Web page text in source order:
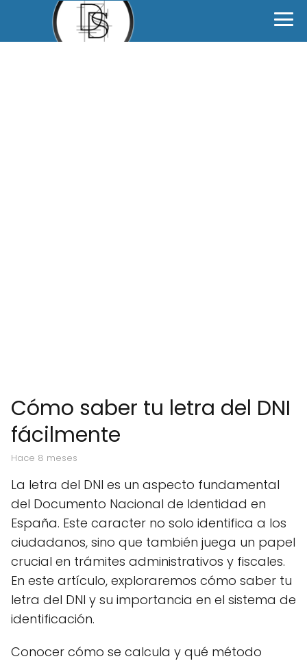
Cómo saber tu letra del DNI
fácilmente
hace 8 meses
La letra del DNI es un aspecto fundamental
del Documento Nacional de Identidad en
España. Este caracter no solo identifica a los
ciudadanos, sino que también juega un papel
crucial en trámites administrativos y fiscales.
En este artículo, exploraremos cómo saber tu
letra del DNI y su importancia en el sistema de
identificación.
Conocer cómo se calcula y qué método